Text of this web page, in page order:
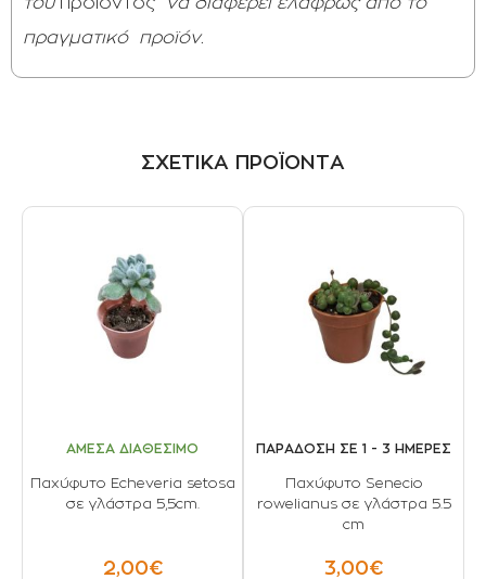
πραγματικό
προϊόν.
ΣΧΕΤΙΚΑ ΠΡΟΪΟΝΤΑ
ΑΜΕΣΑ ΔΙΑΘΕΣΙΜΟ
Παχύφυτο Echeveria setosa
σε γλάστρα 5,5cm.
2,00€
ΠΑΡΑΔΟΣΗ ΣΕ 1 - 3 ΗΜΕΡΕΣ
Παχύφυτο Senecio
rowelianus σε γλάστρα 5.5
cm
3,00€